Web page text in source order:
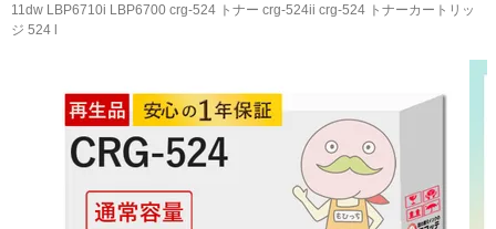
はじめての方へ
初心者用セット
キャノンインク
ブラザーインク
11dw LBP6710i LBP6700 crg-524 トナー crg-524ii crg-524 トナーカートリッ
ジ 524 l